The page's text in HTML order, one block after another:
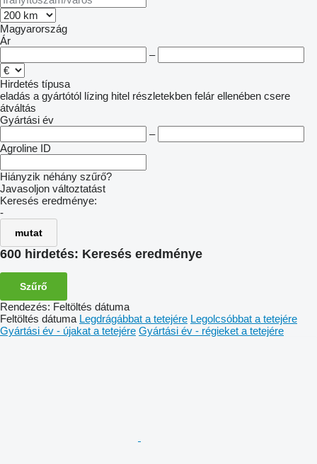
Magyarország
Ár
–
Hirdetés típusa
eladás a gyártótól lízing hitel részletekben felár ellenében csere
átváltás
Gyártási év
–
Agroline ID
Hiányzik néhány szűrő?
Javasoljon változtatást
Keresés eredménye:
-
mutat
600 hirdetés: Keresés eredménye
Szűrő
Rendezés: Feltöltés dátuma
Feltöltés dátuma Legdrágábbat a tetejére Legolcsóbbat a tetejére
Gyártási év - újakat a tetejére Gyártási év - régieket a tetejére